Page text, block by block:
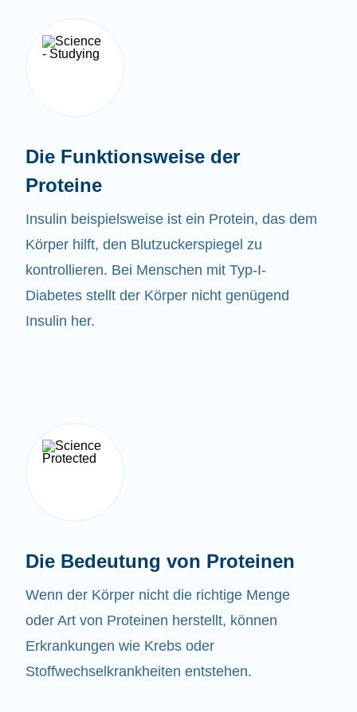
Die Funktionsweise der
Proteine
Insulin beispielsweise ist ein Protein, das dem
Körper hilft, den Blutzuckerspiegel zu
kontrollieren. Bei Menschen mit Typ-I-
Diabetes stellt der Körper nicht genügend
Insulin her.
Die Bedeutung von Proteinen
Wenn der Körper nicht die richtige Menge
oder Art von Proteinen herstellt, können
Erkrankungen wie Krebs oder
Stoffwechselkrankheiten entstehen.